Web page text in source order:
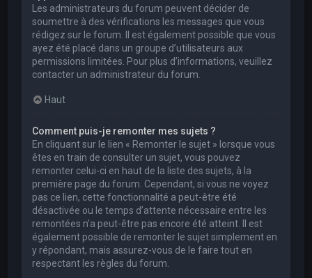
Les administrateurs du forum peuvent décider de
soumettre à des vérifications les messages que vous
rédigez sur le forum. Il est également possible que vous
ayez été placé dans un groupe d’utilisateurs aux
permissions limitées. Pour plus d’informations, veuillez
contacter un administrateur du forum.
Haut
Comment puis-je remonter mes sujets ?
En cliquant sur le lien « Remonter le sujet » lorsque vous
êtes en train de consulter un sujet, vous pouvez
remonter celui-ci en haut de la liste des sujets, à la
première page du forum. Cependant, si vous ne voyez
pas ce lien, cette fonctionnalité a peut-être été
désactivée ou le temps d’attente nécessaire entre les
remontées n’a peut-être pas encore été atteint. Il est
également possible de remonter le sujet simplement en
y répondant, mais assurez-vous de le faire tout en
respectant les règles du forum.